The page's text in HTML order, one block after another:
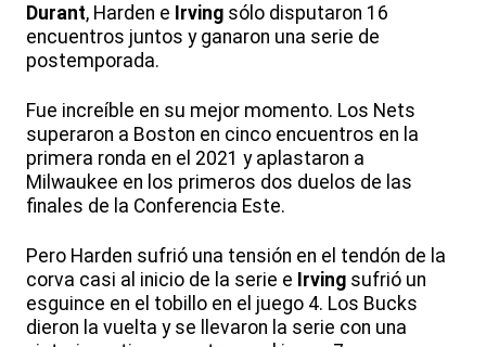
Durant, Harden e Irving sólo disputaron 16
encuentros juntos y ganaron una serie de
postemporada.
Fue increíble en su mejor momento. Los Nets
superaron a Boston en cinco encuentros en la
primera ronda en el 2021 y aplastaron a
Milwaukee en los primeros dos duelos de las
finales de la Conferencia Este.
Pero Harden sufrió una tensión en el tendón de la
corva casi al inicio de la serie e Irving sufrió un
esguince en el tobillo en el juego 4. Los Bucks
dieron la vuelta y se llevaron la serie con una